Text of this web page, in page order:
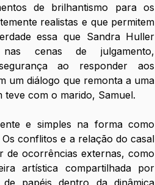
de brilhantismo para os
realistas e que permitem
essa que Sandra Huller
cenas de julgamento,
ao responder aos
um diálogo que remonta a uma
teve com o marido, Samuel.
e simples na forma como
conflitos e a relação do casal
de ocorrências externas, como
artística compartilhada por